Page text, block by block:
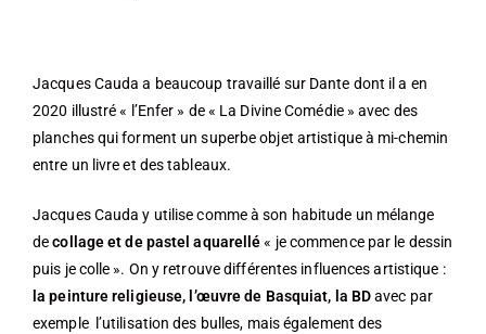
Jacques Cauda a beaucoup travaillé sur Dante dont il a en
2020 illustré « l’Enfer » de « La Divine Comédie » avec des
planches qui forment un superbe objet artistique à mi-chemin
entre un livre et des tableaux.
Jacques Cauda y utilise comme à son habitude un mélange
decollage et de pastel aquarellé« je commence par le dessin
puis je colle ». On y retrouve différentes influences artistique :
la peinture religieuse, l’œuvre de Basquiat, la BDavec par
exemple l’utilisation des bulles, mais également des